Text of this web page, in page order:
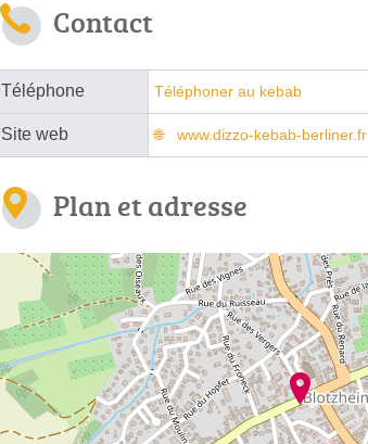
Contact
Téléphone Téléphoner au kebab
Site web www.dizzo-kebab-berliner.fr
Plan et adresse